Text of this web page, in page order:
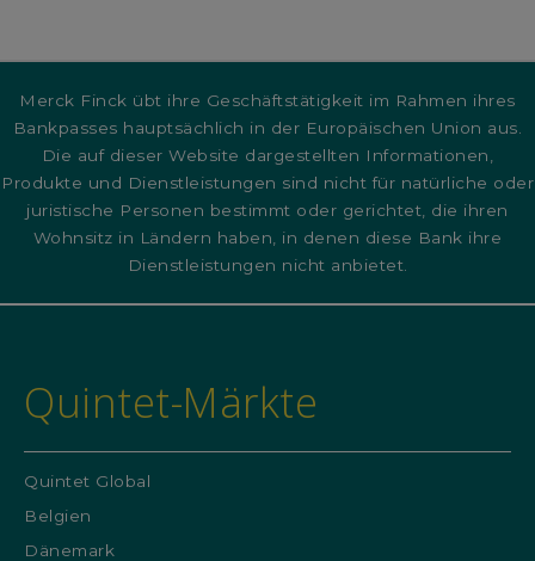
Merck Finck übt ihre Geschäftstätigkeit im Rahmen ihres
Bankpasses hauptsächlich in der Europäischen Union aus.
Die auf dieser Website dargestellten Informationen,
Produkte und Dienstleistungen sind nicht für natürliche oder
juristische Personen bestimmt oder gerichtet, die ihren
Wohnsitz in Ländern haben, in denen diese Bank ihre
Dienstleistungen nicht anbietet.
Quintet-Märkte
Quintet Global
Belgien
Dänemark